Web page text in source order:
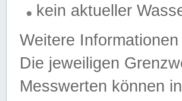
kein aktueller
Weitere
Die jeweiligen
Messwerten können